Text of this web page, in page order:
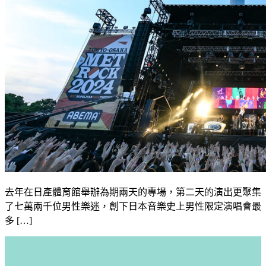
去年在日產體育館舉辦為期兩天的專場，第二天的演出更聚集
了七萬兩千位男性樂迷，創下日本音樂史上男性限定演唱會最
多 […]